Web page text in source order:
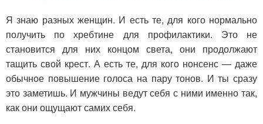
Я знаю разных женщин. И есть те, для кого нормально
получить по хребтине для профилактики. Это не
становится для них концом света, они продолжают
тащить свой крест. А есть те, для кого нонсенс — даже
обычное повышение голоса на пару тонов. И ты сразу
это заметишь. И мужчины ведут себя с ними именно так,
как они ощущают самих себя.